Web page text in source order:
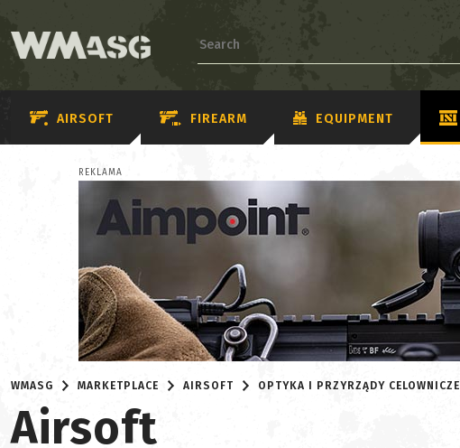
AIRSOFT FIREARM EQUIPMENT
REKLAMA
WMASG MARKETPLACE AIRSOFT OPTYKA I PRZYRZĄDY CELOWNICZE
Airsoft